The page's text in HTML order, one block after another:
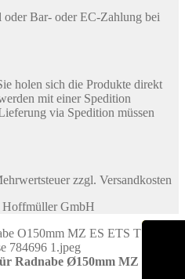
oder Bar- oder EC-Zahlung bei
holen sich die Produkte direkt
mit einer Spedition
via Spedition müssen
zzgl. Versandkosten
GmbH
Radnabe Ø150mm MZ ES,